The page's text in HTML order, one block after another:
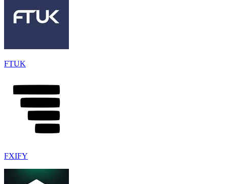
FTUK
FXIFY